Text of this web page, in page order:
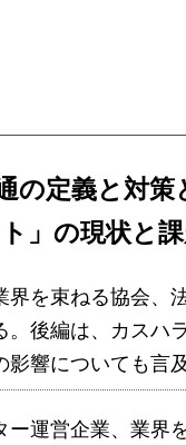
の定義と対策
」の現状と
を束ねる協会
後編は、カスハ
響についても言
運営企業、業界